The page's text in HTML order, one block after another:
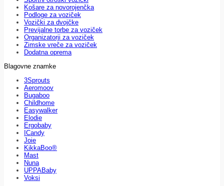
Košare za novorojenčka
Podloge za voziček
Vozički za dvojčke
Previjalne torbe za voziček
Organizatorji za voziček
Zimske vreče za voziček
Dodatna oprema
Blagovne znamke
3Sprouts
Aeromoov
Bugaboo
Childhome
Easywalker
Elodie
Ergobaby
ICandy
Joie
KikkaBoo®
Mast
Nuna
UPPABaby
Voksi